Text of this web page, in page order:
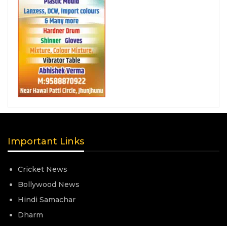
Important Links
Cricket News
Bollywood News
Hindi Samachar
Dharm